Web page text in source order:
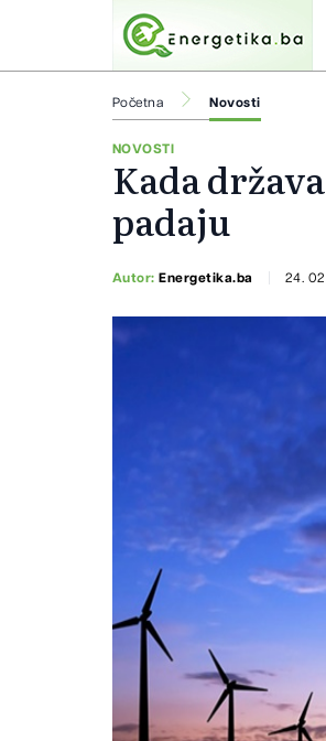
Početna Novosti
NOVOSTI
Kada
padaju
Autor:Energetika.ba 24.